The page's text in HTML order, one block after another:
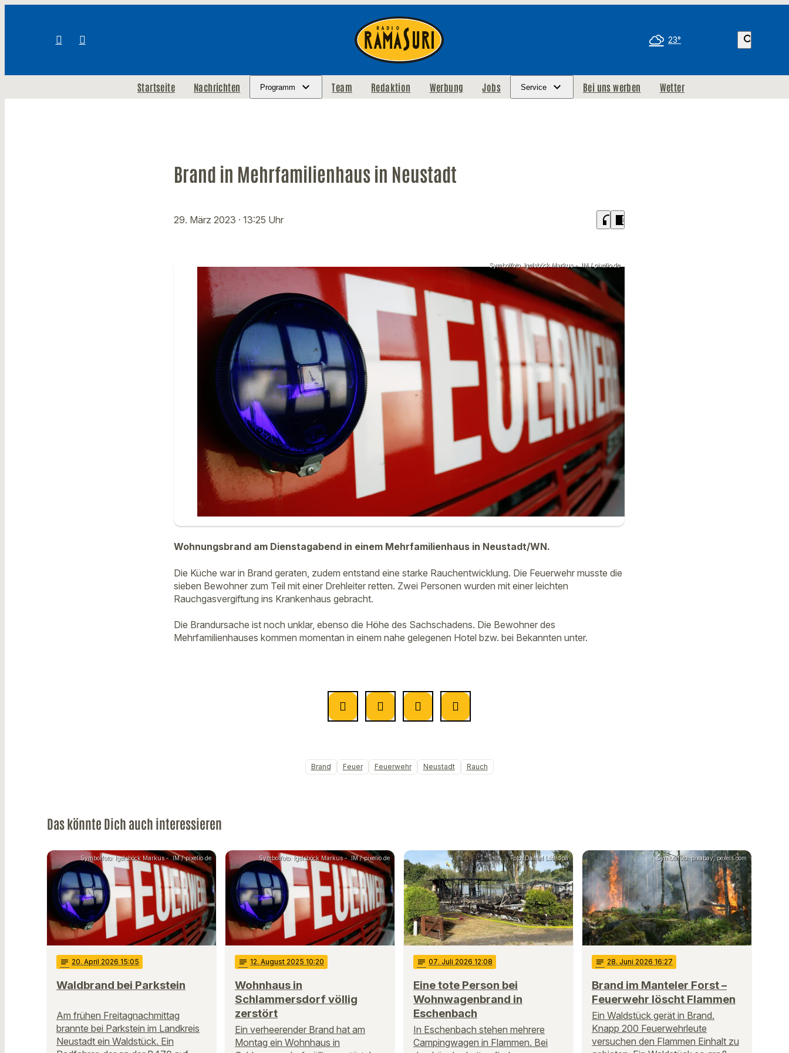
23° search
Startseite Nachrichten Programm Team Redaktion Werbung Jobs Service Bei uns werben Wetter
Brand in Mehrfamilienhaus in Neustadt
29. März 2023 · 13:25 Uhr headphones chrome_reader_mode
Symbolfoto: Igelsböck Markus - .IM / pixelio.de
Wohnungsbrand am Dienstagabend in einem Mehrfamilienhaus in Neustadt/WN.
Die Küche war in Brand geraten, zudem entstand eine starke Rauchentwicklung. Die Feuerwehr musste die
sieben Bewohner zum Teil mit einer Drehleiter retten. Zwei Personen wurden mit einer leichten
Rauchgasvergiftung ins Krankenhaus gebracht.
Die Brandursache ist noch unklar, ebenso die Höhe des Sachschadens. Die Bewohner des
Mehrfamilienhauses kommen momentan in einem nahe gelegenen Hotel bzw. bei Bekannten unter.
Brand Feuer Feuerwehr Neustadt Rauch
Das könnte Dich auch interessieren
Symbolfoto: Igelsböck Markus - .IM / pixelio.de
notes 20. April 2026 15:05
Waldbrand bei Parkstein
Am frühen Freitagnachmittag
brannte bei Parkstein im Landkreis
Neustadt ein Waldstück. Ein
Symbolfoto: Igelsböck Markus - .IM / pixelio.de
notes 12. August 2025 10:20
Wohnhaus in
Schlammersdorf völlig
zerstört
Ein verheerender Brand hat am
Montag ein Wohnhaus in
Foto: Daniel Löb/dpa
notes 07. Juli 2026 12:08
Eine tote Person bei
Wohnwagenbrand in
Eschenbach
In Eschenbach stehen mehrere
Campingwagen in Flammen. Bei
Symbolfoto: pixabay, pexels.com
notes 28. Juni 2026 16:27
Brand im Manteler Forst –
Feuerwehr löscht Flammen
Ein Waldstück gerät in Brand.
Knapp 200 Feuerwehrleute
versuchen den Flammen Einhalt zu